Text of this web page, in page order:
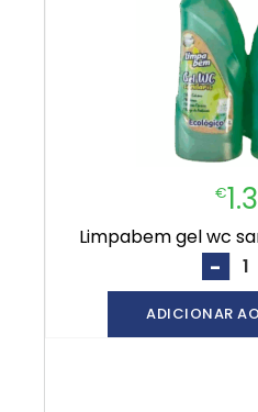
€
limpabem gel wc
-
ADICIONAR